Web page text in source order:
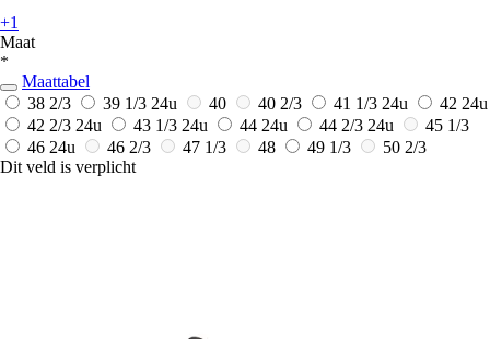
+1
Maat
*
Maattabel
38 2/3
39 1/3 24u 40 40 2/3 41 1/3 24u 42 24u
42 2/3 24u 43 1/3 24u 44 24u 44 2/3 24u
45 1/3
46 24u 46 2/3 47 1/3 48 49 1/3
50 2/3
Dit veld is verplicht